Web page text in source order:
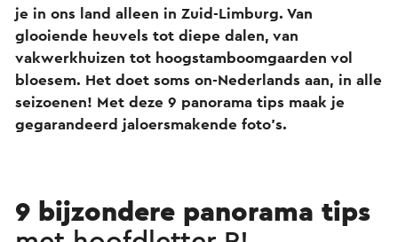
je in ons land alleen in Zuid-Limburg. Van
glooiende heuvels tot diepe dalen, van
vakwerkhuizen tot hoogstamboomgaarden vol
bloesem. Het doet soms on-Nederlands aan, in alle
seizoenen! Met deze 9 panorama tips maak je
gegarandeerd jaloersmakende foto’s.
9 bijzondere panorama tips